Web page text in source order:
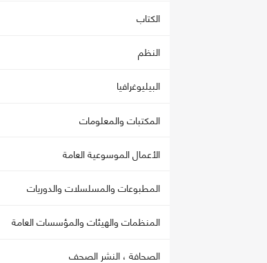
الكتاب
النظم
البيليوغرافيا
المكتبات والمعلومات
الأعمال الموسوعية العامة
المطبوعات والمسلسلات والدوريات
المنظمات والهيئات والمؤسسات العامة
الصحافة ، النشر الصحف